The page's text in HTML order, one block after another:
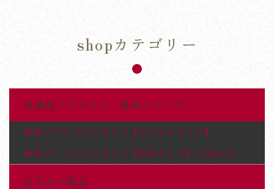
shopカテゴリー
高濃度プロポリス 蜂粋シリーズ
蜂粋プラチナプロポリス【カプセルタイプ】
蜂粋ゴールドプロポリス【原液タイプ】人気No.1
はちみつ製品